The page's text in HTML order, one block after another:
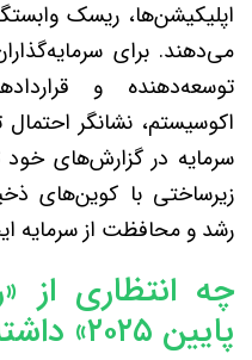
اپلیکیشن‌ها، ریسک
می‌دهند. برای
توسعه‌دهنده و
اکوسیستم، نشانگر
سرمایه در گزارش‌های خود
زیرساختی با کوین‌های
رشد و محافظت از سرمایه
چه انتظاری از
پایین ۲۰۲۵» داشته باشیم